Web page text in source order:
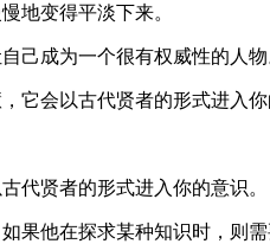
地变得平淡下来。
成为一个很有权威性的人物
会以古代贤者的形式进入你
贤者的形式进入你的意识。
他在探求某种知识时，则需